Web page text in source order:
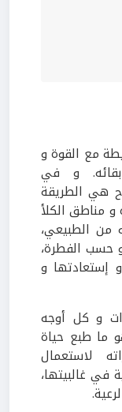
مع القوة و
و في
هي الطريقة
و مناطق الكلأ
من الطبيعي،
حسب الفطرة،
إستعادتها و
و كل أوجه
ما طبع حياة
لاستعمال
في غالبيتها،